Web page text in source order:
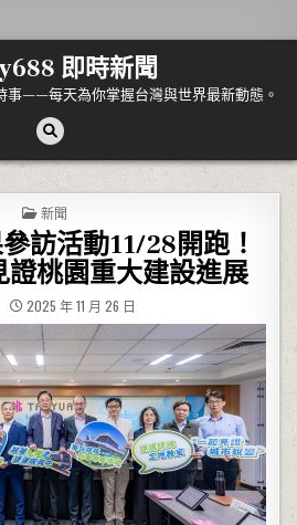
即時新聞
事——每天為你掌握台灣與世界最新動態。
POSTED IN
新聞
訪活動11/28開跑！
證桃園重大建設進展
2025 年 11 月 26 日